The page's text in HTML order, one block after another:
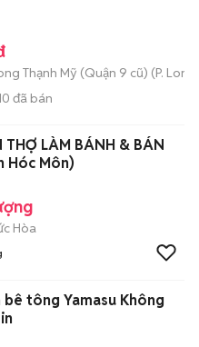
Thạnh Mỹ (Quận 9 cũ) (P.
đã bán
THỢ LÀM BÁNH & BÁN
Hóc Môn)
Hòa
bê tông Yamasu Không